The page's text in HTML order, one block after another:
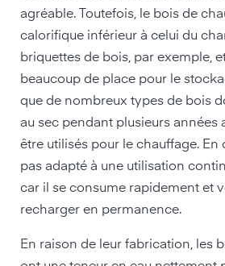
agréable. Toutefois, le bois de
calorifique inférieur à celui du
briquettes de bois, par exemple,
beaucoup de place pour le
que de nombreux types de bois
au sec pendant plusieurs années
être utilisés pour le chauffage. En
pas adapté à une utilisation
car il se consume rapidement et
recharger en permanence.
En raison de leur fabrication, les